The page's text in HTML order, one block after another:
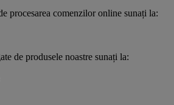
procesarea comenzilor online sunați la:
de produsele noastre sunați la: